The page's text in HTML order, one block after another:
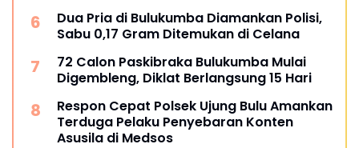
Dua Pria di Bulukumba Diamankan Polisi,
Sabu 0,17 Gram Ditemukan di Celana
72 Calon Paskibraka Bulukumba Mulai
Digembleng, Diklat Berlangsung 15 Hari
Respon Cepat Polsek Ujung Bulu Amankan
Terduga Pelaku Penyebaran Konten
Asusila di Medsos